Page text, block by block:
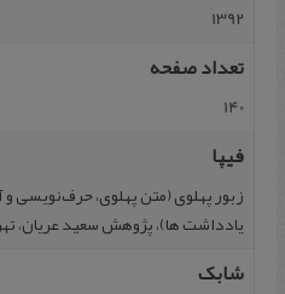
1392
تعداد صفحه
140
فیپا
زبور پهلوی (متن پهلوی، حرف‌نویسی
یادداشت ها)، پژوهش سعید عریان، تهران، علمی،
شابک